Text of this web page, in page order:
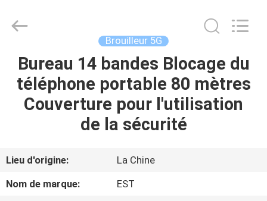
MAISON
DES
VIDÉOS
EASTLONGE
ELECTRONICS(HK)
Reserved.
Brouilleur 5G
Bureau 14 bandes Blocage du
téléphone portable 80 mètres
Couverture pour l'utilisation
de la sécurité
Lieu d'origine:
La Chine
Nom de marque:
EST